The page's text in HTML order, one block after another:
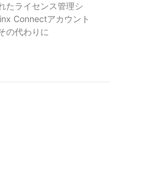
たライセンス管理シ
Connectアカウント
の代わりに